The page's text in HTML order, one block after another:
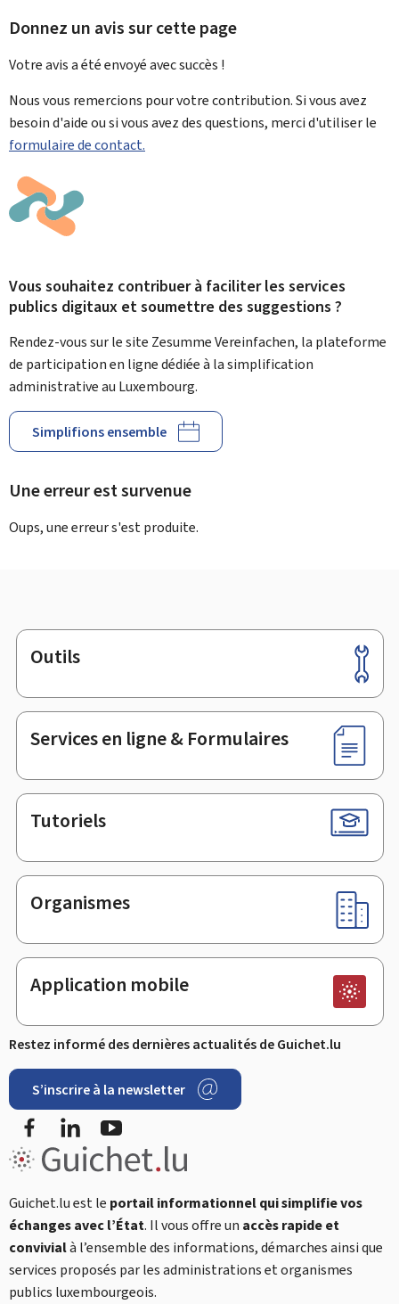
Donnez un avis sur cette page
Votre avis a été envoyé avecsuccès !
Nous vous remercions pour votre contribution. Si vous avez
besoin d'aide ou si vous avez des questions, merci d'utiliser le
formulaire de contact.
Vous souhaitez contribuer à faciliter les services
publics digitaux et soumettre des suggestions ?
Rendez-vous sur le site Zesumme Vereinfachen, la plateforme
de participation en ligne dédiée à la simplification
administrative au Luxembourg.
Simplifions ensemble
Une erreur est survenue
Oups, une erreur s'est produite.
Pied
de
page
Outils
Services en ligne & Formulaires
Tutoriels
Organismes
Application mobile
Restez informé des dernières actualités de Guichet.lu
S’inscrire à la newsletter
FacebookLinkedIn
Guichet.lu est le portail informationnel qui simplifie vos
échanges avec l’État. Il vous offre un accès rapide et
convivialà l’ensemble des informations, démarches ainsi que
services proposés par les administrations et organismes
publics luxembourgeois.